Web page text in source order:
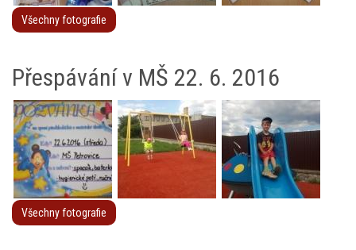
Všechny fotografie
Přespávání v MŠ 22. 6. 2016
Všechny fotografie